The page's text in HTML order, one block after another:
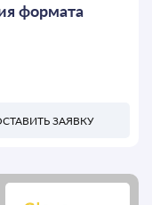
формата
ЗАЯВКУ